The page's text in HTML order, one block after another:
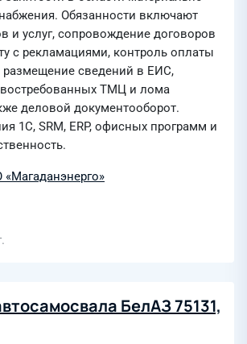
Обязанности включают
и услуг, сопровождение договоров
с рекламациями, контроль оплаты
размещение сведений в ЕИС,
ТМЦ и лома
деловой документооборот.
1С, SRM, ERP, офисных программ и
БелАЗ 75131,